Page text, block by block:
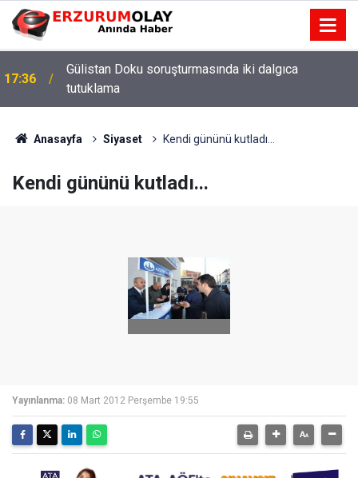
17:36
Gülistan Doku soruşturmasında iki dalgıca
tutuklama
Anasayfa Siyaset Kendi gününü kutladı...
Kendi gününü kutladı...
Yayınlanma: 08 Mart 2012 Perşembe 19:55